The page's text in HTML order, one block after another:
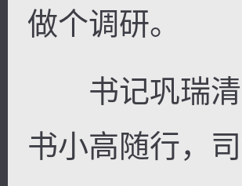
做个调研。
书记巩瑞清
书小高随行，